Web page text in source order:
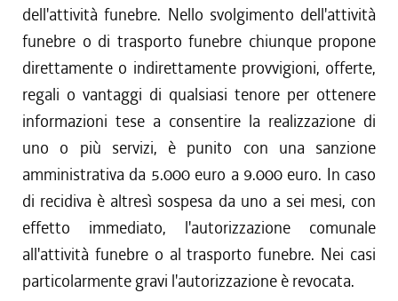
dell'attività funebre. Nello svolgimento dell'attività
funebre o di trasporto funebre chiunque propone
direttamente o indirettamente provvigioni, offerte,
regali o vantaggi di qualsiasi tenore per ottenere
informazioni tese a consentire la realizzazione di
uno o più servizi, è punito con una sanzione
amministrativa da 5.000 euro a 9.000 euro. In caso
di recidiva è altresì sospesa da uno a sei mesi, con
effetto immediato, l'autorizzazione comunale
all'attività funebre o al trasporto funebre. Nei casi
particolarmente gravi l'autorizzazione è revocata.